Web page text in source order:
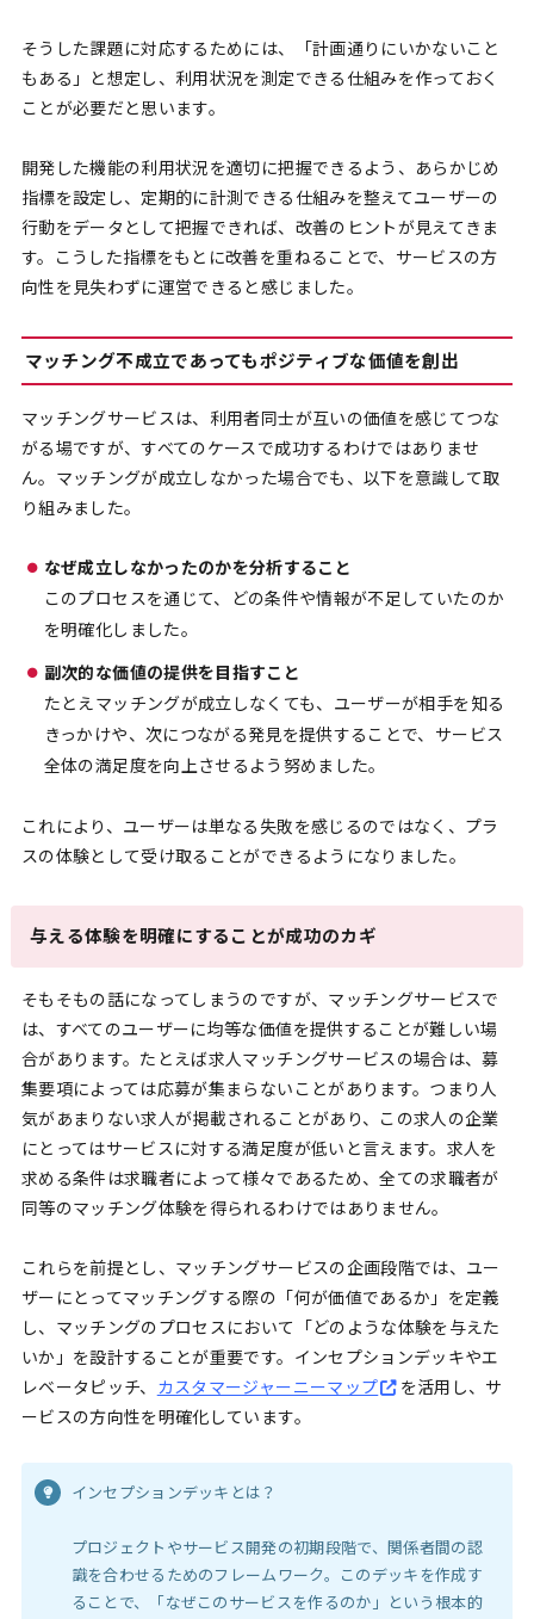
そうした課題に対応するためには、「計画通りにいかないこと
もある」と想定し、利用状況を測定できる仕組みを作っておく
ことが必要だと思います。
開発した機能の利用状況を適切に把握できるよう、あらかじめ
指標を設定し、定期的に計測できる仕組みを整えてユーザーの
行動をデータとして把握できれば、改善のヒントが見えてきま
す。こうした指標をもとに改善を重ねることで、サービスの方
向性を見失わずに運営できると感じました。
マッチング不成立であってもポジティブな価値を創出
マッチングサービスは、利用者同士が互いの価値を感じてつな
がる場ですが、すべてのケースで成功するわけではありませ
ん。マッチングが成立しなかった場合でも、以下を意識して取
り組みました。
なぜ成立しなかったのかを分析すること
このプロセスを通じて、どの条件や情報が不足していたのか
を明確化しました。
副次的な価値の提供を目指すこと
たとえマッチングが成立しなくても、ユーザーが相手を知る
きっかけや、次につながる発見を提供することで、サービス
全体の満足度を向上させるよう努めました。
これにより、ユーザーは単なる失敗を感じるのではなく、プラ
スの体験として受け取ることができるようになりました。
与える体験を明確にすることが成功のカギ
そもそもの話になってしまうのですが、マッチングサービスで
は、すべてのユーザーに均等な価値を提供することが難しい場
合があります。たとえば求人マッチングサービスの場合は、募
集要項によっては応募が集まらないことがあります。つまり人
気があまりない求人が掲載されることがあり、この求人の企業
にとってはサービスに対する満足度が低いと言えます。求人を
求める条件は求職者によって様々であるため、全ての求職者が
同等のマッチング体験を得られるわけではありません。
これらを前提とし、マッチングサービスの企画段階では、ユー
ザーにとってマッチングする際の「何が価値であるか」を定義
し、マッチングのプロセスにおいて「どのような体験を与えた
いか」を設計することが重要です。インセプションデッキやエ
レベータピッチ、 カスタマージャーニーマップ
を活用し、サ
ービスの方向性を明確化しています。
インセプションデッキとは？
プロジェクトやサービス開発の初期段階で、関係者間の認
識を合わせるためのフレームワーク。このデッキを作成す
ることで、「なぜこのサービスを作るのか」という根本的